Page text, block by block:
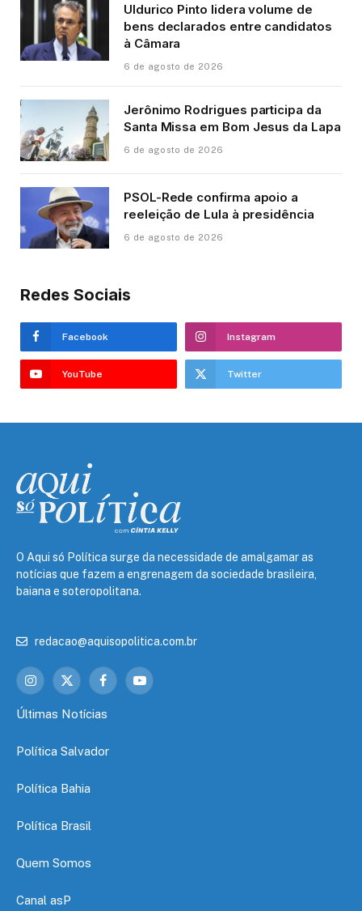
Uldurico Pinto lidera volume de
bens declarados entre candidatos
à Câmara
6 de agosto de 2026
Jerônimo Rodrigues participa da
Santa Missa em Bom Jesus da Lapa
6 de agosto de 2026
PSOL-Rede confirma apoio a
reeleição de Lula à presidência
6 de agosto de 2026
Redes Sociais
Facebook Instagram
YouTube Twitter
O Aqui só Política surge da necessidade de amalgamar as
notícias que fazem a engrenagem da sociedade brasileira,
baiana e soteropolitana.
redacao@aquisopolitica.com.br
Instagram
X
FacebookYouTube
Últimas Notícias
Política Salvador
Política Bahia
Política Brasil
Quem Somos
Canal asP